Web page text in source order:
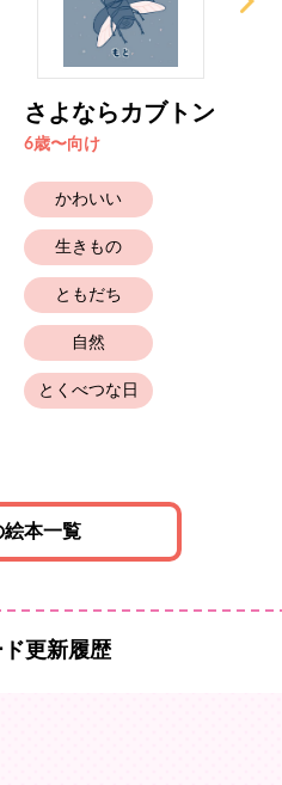
さよならカブトン
6歳〜向け
かわいい
生きもの
ともだち
自然
とくべつな日
絵本一覧
更新履歴